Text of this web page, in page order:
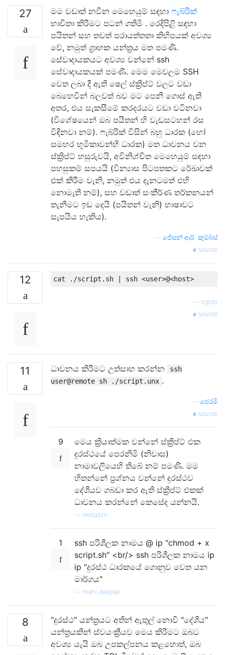
27 මම වඩාත් නවීන මෙහෙයුම් සඳහා ෆැබ්රික්
භාවිතා කිරීමට පටන් ගතිමි . රෙදිපිළි සඳහා
පයිතන් සහ තවත් පරායත්තතා කිහිපයක් අවශ්‍ය
වේ, නමුත් ග්‍රාහක යන්ත්‍රය මත පමණි.
සේවාදායකයට අවශ්‍ය වන්නේ ssh
සේවාදායකයක් පමණි. මෙම මෙවලම SSH
වෙත ලබා දී ඇති ෂෙල් ස්ක්‍රිප්ට් වලට වඩා
බෙහෙවින් බලවත් බව මට පෙනී ගොස් ඇති
අතර, එය සැකසීමේ කරදරයට වඩා වටිනවා
(විශේෂයෙන් ඔබ පයිතන් හි වැඩසටහන් රස
විඳිනවා නම්). ෆැබ්රික් විසින් බහු ධාරක (හෝ
සමහර භූමිකාවන්හි ධාරක) මත ධාවනය වන
ස්ක්‍රිප්ට් හසුරුවයි, අවිනිශ්චිත මෙහෙයුම් සඳහා
පහසුකම් සපයයි (වින්‍යාස පිටපතකට රේඛාවක්
එක් කිරීම වැනි, නමුත් එය දැනටමත් එහි
නොමැති නම්), සහ වඩාත් සංකීර්ණ තර්කනයන්
තැනීමට ඉඩ දෙයි (පයිතන් වැනි) භාෂාවට
සැපයිය හැකිය).
ජේසන් ආර්. කුම්බ්ස්
source
12 cat ./script . sh | ssh <user>@<host>
cglotr
source
11 ධාවනය කිරීමට උත්සාහ කරන්න
ssh
user@remote sh ./script.unx .
ජෙරමි
source
9
මෙය ක්‍රියාත්මක වන්නේ ස්ක්‍රිප්ට් එක
දුරස්ථයේ පෙරනිමි (නිවාස)
නාමාවලියෙහි තිබේ නම් පමණි. මම
හිතන්නේ ප්‍රශ්නය වන්නේ දුරස්ථව
දේශීයව ගබඩා කර ඇති ස්ක්‍රිප්ට් එකක්
ධාවනය කරන්නේ කෙසේද යන්නයි.
metasim
1
ssh පරිශීලක නාමය @ ip "chmod + x
script.sh" <br/> ssh පරිශීලක නාමය ip
ip "දුරස්ථ ධාරකයේ ගොනුව වෙත යන
මාර්ගය"
mani deepak
8
"දුරස්ථ" යන්ත්‍රයට අතින් ඇතුල් නොවී "දේශීය"
යන්ත්‍රයකින් ස්වයංක්‍රීයව මෙය කිරීමට ඔබට
අවශ්‍ය යැයි ඔබ උපකල්පනය කළහොත්, ඔබ